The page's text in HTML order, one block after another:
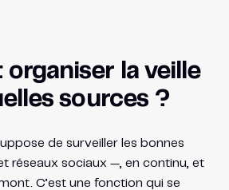
la veille
sources ?
de surveiller les bonnes
réseaux sociaux —, en continu, et
C’est une fonction qui se